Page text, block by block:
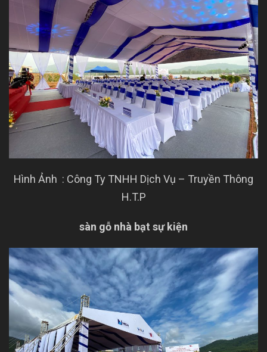
Hình Ảnh : Công Ty TNHH Dịch Vụ – Truyền Thông
H.T.P
sàn gỗ nhà bạt sự kiện